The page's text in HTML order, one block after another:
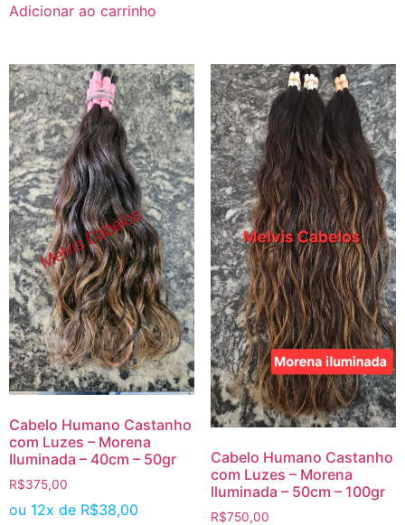
Adicionar ao carrinho
Cabelo Humano Castanho
com Luzes – Morena
Iluminada – 40cm – 50gr
R$375,00
ou 12x de R$38,00
Cabelo Humano Castanho
com Luzes – Morena
Iluminada – 50cm – 100gr
R$750,00